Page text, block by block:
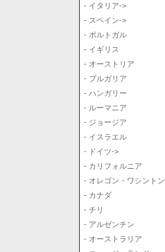
- イタリア->
- スペイン->
- ポルトガル
- イギリス
- オーストリア
- ブルガリア
- ハンガリー
- ルーマニア
- ジョージア
- イスラエル
- ドイツ->
- カリフォルニア
- オレゴン・ワシントン
- カナダ
- チリ
- アルゼンチン
- オーストラリア